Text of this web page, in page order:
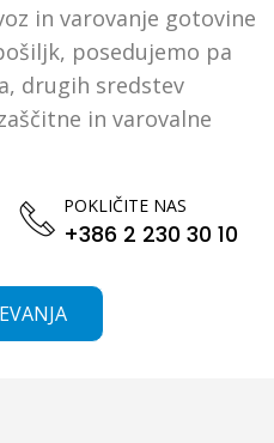
in varovanje gotovine
posedujemo pa
drugih sredstev
in varovalne
POKLIČITE NAS
+386 2 230 30 10